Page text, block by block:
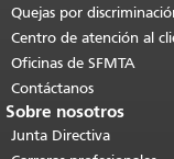
Quejas por
Centro de atención al
Oficinas de SFMTA
Contáctanos
Sobre nosotros
Junta Directiva